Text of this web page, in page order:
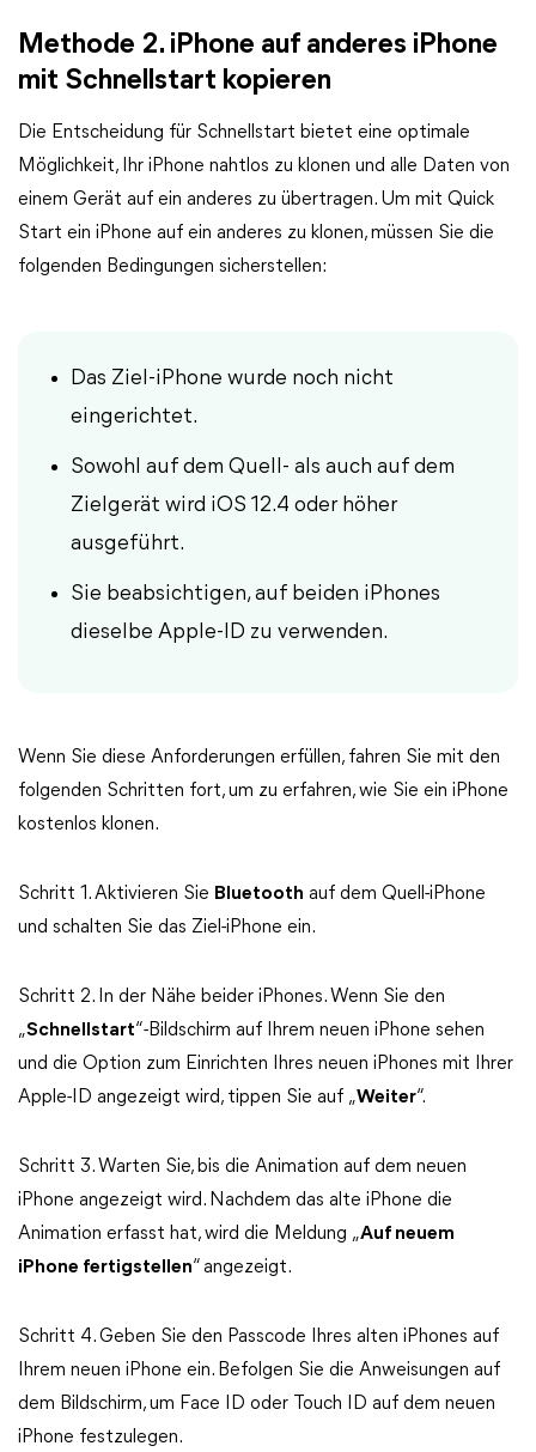
Methode 2. iPhone auf anderes iPhone
mit Schnellstart kopieren
Die Entscheidung für Schnellstart bietet eine optimale
Möglichkeit, Ihr iPhone nahtlos zu klonen und alle Daten von
einem Gerät auf ein anderes zu übertragen. Um mit Quick
Start ein iPhone auf ein anderes zu klonen, müssen Sie die
folgenden Bedingungen sicherstellen:
Das Ziel-iPhone wurde noch nicht
eingerichtet.
Sowohl auf dem Quell- als auch auf dem
Zielgerät wird iOS 12.4 oder höher
ausgeführt.
Sie beabsichtigen, auf beiden iPhones
dieselbe Apple-ID zu verwenden.
Wenn Sie diese Anforderungen erfüllen, fahren Sie mit den
folgenden Schritten fort, um zu erfahren, wie Sie ein iPhone
kostenlos klonen.
Schritt 1. Aktivieren Sie Bluetooth auf dem Quell-iPhone
und schalten Sie das Ziel-iPhone ein.
Schritt 2. In der Nähe beider iPhones. Wenn Sie den
„Schnellstart“-Bildschirm auf Ihrem neuen iPhone sehen
und die Option zum Einrichten Ihres neuen iPhones mit Ihrer
Apple-ID angezeigt wird, tippen Sie auf „Weiter“.
Schritt 3. Warten Sie, bis die Animation auf dem neuen
iPhone angezeigt wird. Nachdem das alte iPhone die
Animation erfasst hat, wird die Meldung „Auf neuem
iPhone fertigstellen“ angezeigt.
Schritt 4. Geben Sie den Passcode Ihres alten iPhones auf
Ihrem neuen iPhone ein. Befolgen Sie die Anweisungen auf
dem Bildschirm, um Face ID oder Touch ID auf dem neuen
iPhone festzulegen.